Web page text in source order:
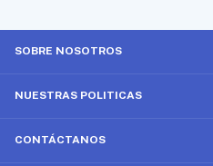
SOBRE NOSOTROS
NUESTRAS POLITICAS
CONTÁCTANOS